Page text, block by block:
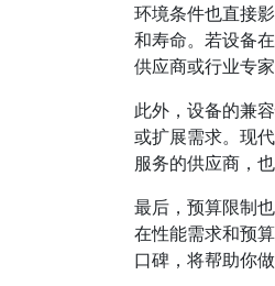
环境条件也直接
和寿命。若设备
供应商或行业专
此外，设备的兼
或扩展需求。现
服务的供应商，
最后，预算限制
在性能需求和预
口碑，将帮助你